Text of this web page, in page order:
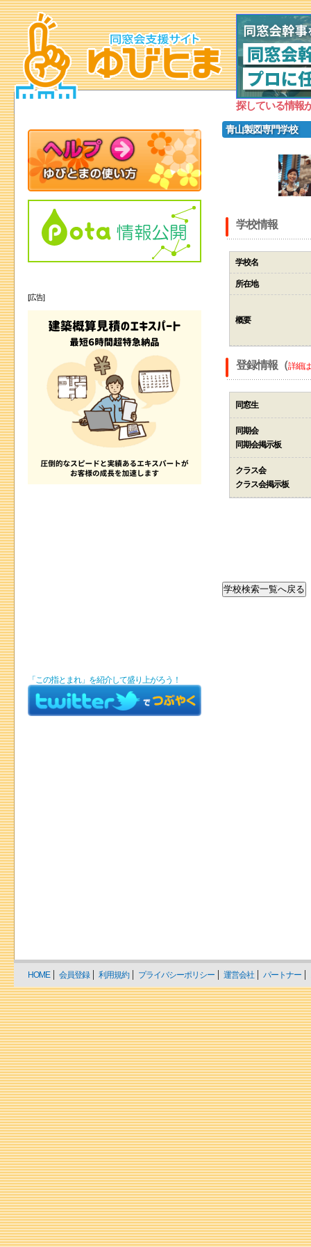
探している情報
青山製図専門学校
学校情報
学校名
所在地
概要
登録情報（詳細
同窓生
同期会
同期会掲示板
クラス会
クラス会掲示板
[広告]
「この指とまれ」を紹介して盛り上がろう！
HOME 会員登録 利用規約 プライバシーポリシー 運営会社 パートナー